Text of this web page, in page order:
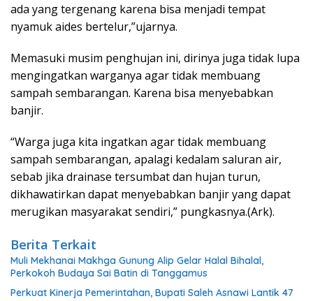
ada yang tergenang karena bisa menjadi tempat
nyamuk aides bertelur,”ujarnya.
Memasuki musim penghujan ini, dirinya juga tidak lupa
mengingatkan warganya agar tidak membuang
sampah sembarangan. Karena bisa menyebabkan
banjir.
“Warga juga kita ingatkan agar tidak membuang
sampah sembarangan, apalagi kedalam saluran air,
sebab jika drainase tersumbat dan hujan turun,
dikhawatirkan dapat menyebabkan banjir yang dapat
merugikan masyarakat sendiri,” pungkasnya.(Ark).
Berita Terkait
Muli Mekhanai Makhga Gunung Alip Gelar Halal Bihalal,
Perkokoh Budaya Sai Batin di Tanggamus
Perkuat Kinerja Pemerintahan, Bupati Saleh Asnawi Lantik 47